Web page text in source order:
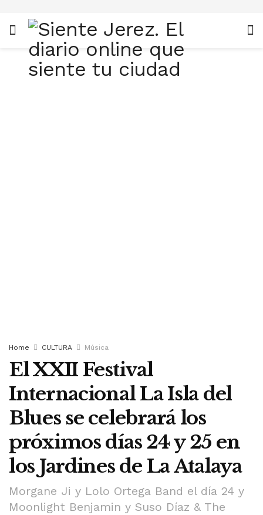
Home CULTURA Música
El XXII Festival
Internacional La Isla del
Blues se celebrará los
próximos días 24 y 25 en
los Jardines de La Atalaya
Morgane Ji y Lolo Ortega Band el día 24 y
Moonlight Benjamin y Suso Díaz & The